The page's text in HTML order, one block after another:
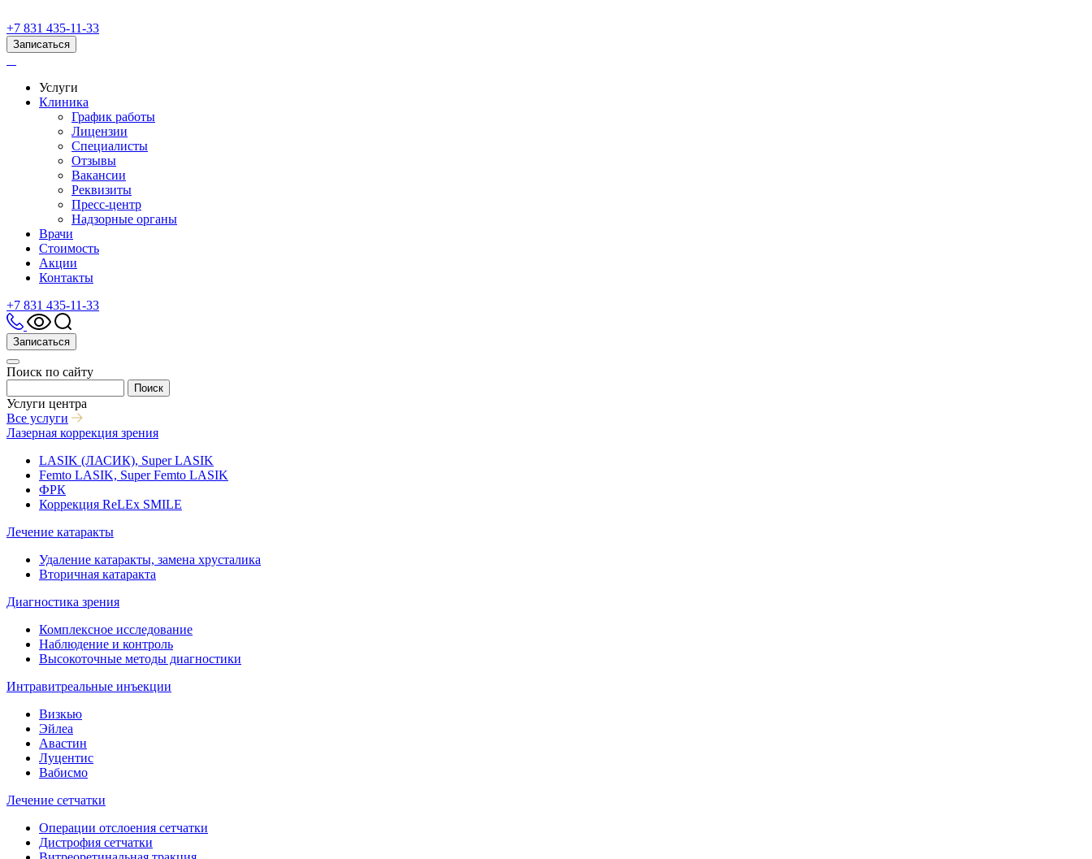
+7 831 435-11-33
Записаться
Услуги
Клиника
График работы
Лицензии
Специалисты
Отзывы
Вакансии
Реквизиты
Пресс-центр
Надзорные органы
Врачи
Стоимость
Акции
Контакты
+7 831 435-11-33
Записаться
Поиск по сайту
Поиск
Услуги центра
Все услуги
Лазерная коррекция зрения
LASIK (ЛАСИК), Super LASIK
Femto LASIK, Super Femto LASIK
ФРК
Коррекция ReLEx SMILE
Лечение катаракты
Удаление катаракты, замена хрусталика
Вторичная катаракта
Диагностика зрения
Комплексное исследование
Наблюдение и контроль
Высокоточные методы диагностики
Интравитреальные инъекции
Визкью
Эйлеа
Авастин
Луцентис
Вабисмо
Лечение сетчатки
Операции отслоения сетчатки
Дистрофия сетчатки